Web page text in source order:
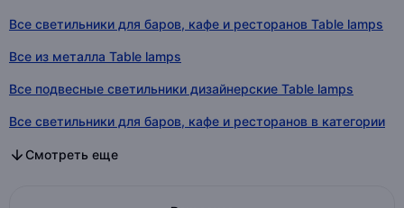
Все светильники для баров, кафе и ресторанов Table lamps
Все из металла Table lamps
Все подвесные светильники дизайнерские Table lamps
Все светильники для баров, кафе и ресторанов в категории
Все из металла в категории
Все подвесные светильники дизайнерские в категории
Смотреть еще